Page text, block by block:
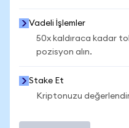
Vadeli İşlemler
50x kaldıraca kadar
pozisyon alın.
Stake Et
Kriptonuzu